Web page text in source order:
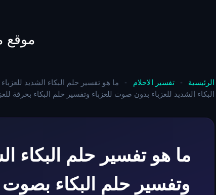
الرئيسية - تفسير الاحلام -
ما هو تفسير حلم البكاء الشديد
البكاء الشديد للعزباء بدون صوت للعزباء وتفسير حلم البكاء بحرقة
ما هو تفسير حلم البكاء
وتفسير حلم البكاء